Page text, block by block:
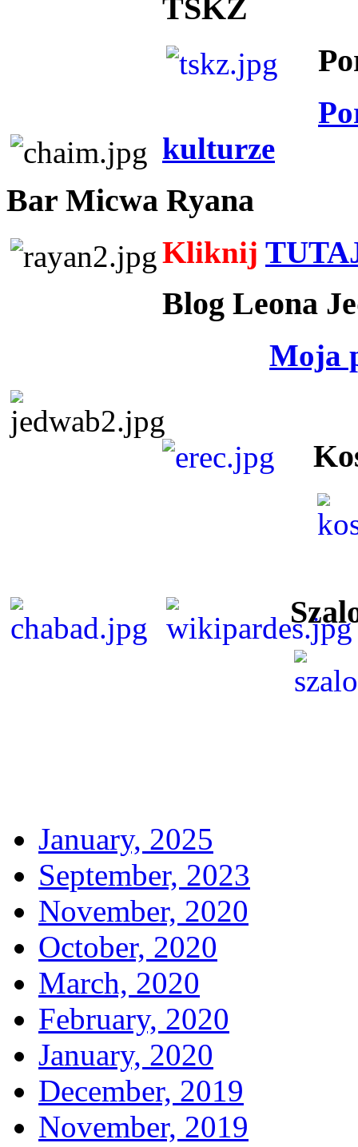
TSKZ
kulturze
Bar Micwa Ryana
Kliknij
Blog Leona
Moja
January, 2025
September, 2023
November, 2020
October, 2020
March, 2020
February, 2020
January, 2020
December, 2019
November, 2019